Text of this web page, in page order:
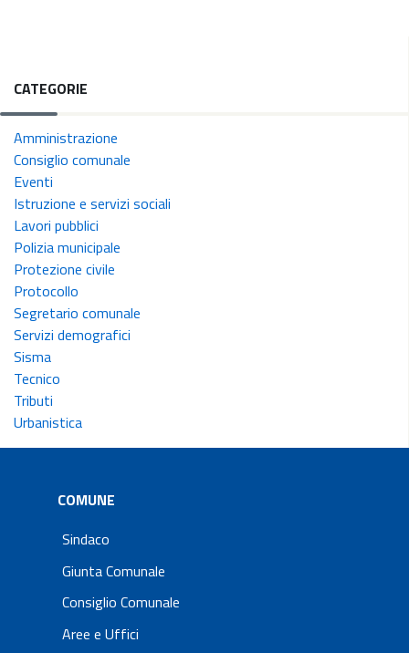
CATEGORIE
Amministrazione
Consiglio comunale
Eventi
Istruzione e servizi sociali
Lavori pubblici
Polizia municipale
Protezione civile
Protocollo
Segretario comunale
Servizi demografici
Sisma
Tecnico
Tributi
Urbanistica
COMUNE
Sindaco
Giunta Comunale
Consiglio Comunale
Aree e Uffici